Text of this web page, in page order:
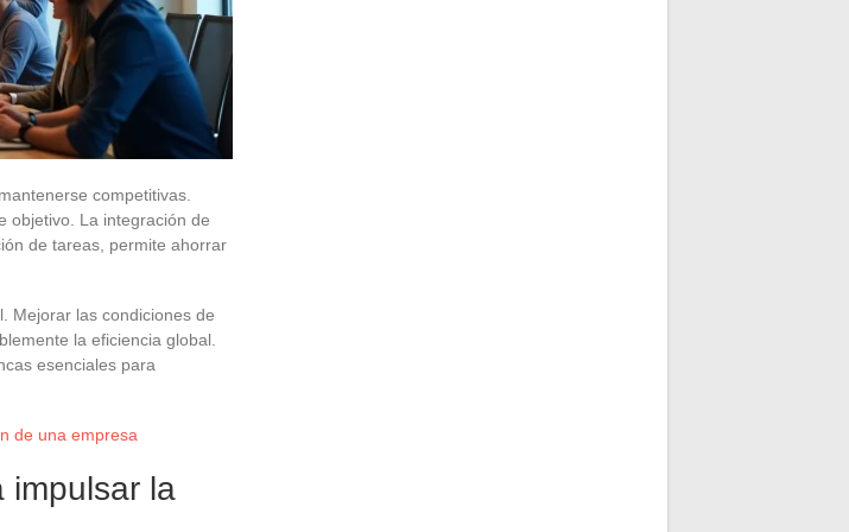
competitivas.
objetivo. La integración de
de tareas, permite ahorrar
Mejorar las condiciones de
la eficiencia global.
esenciales para
de una empresa
impulsar la